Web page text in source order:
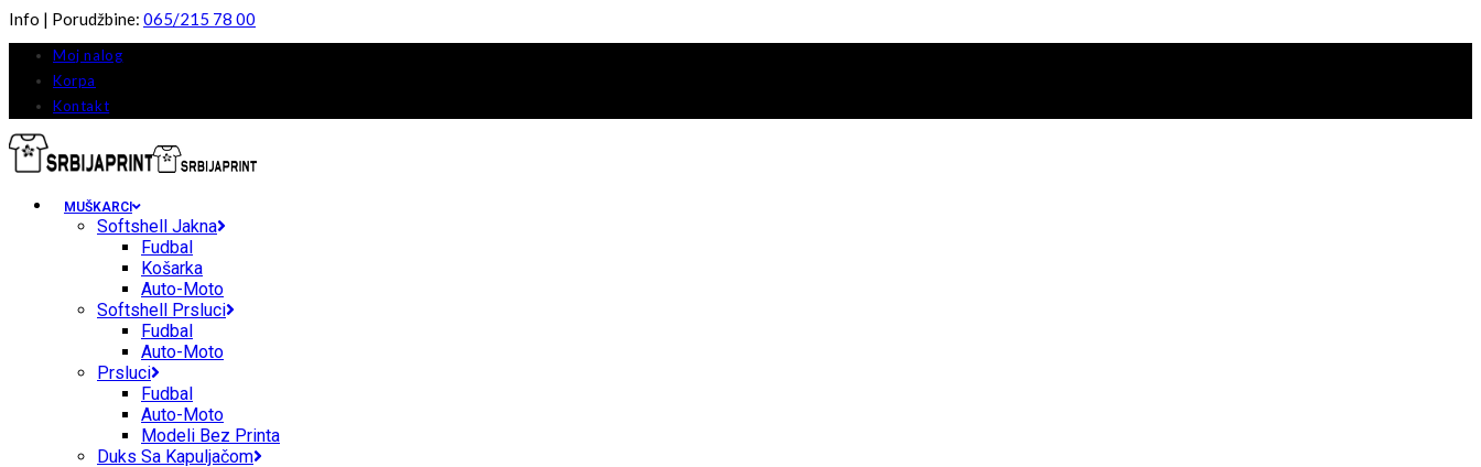
Info | Porudžbine: 065/215 78 00
Moj nalog
Korpa
Kontakt
MUŠKARCI
Softshell Jakna
Fudbal
Košarka
Auto-Moto
Softshell Prsluci
Fudbal
Auto-Moto
Prsluci
Fudbal
Auto-Moto
Modeli Bez Printa
Duks Sa Kapuljačom